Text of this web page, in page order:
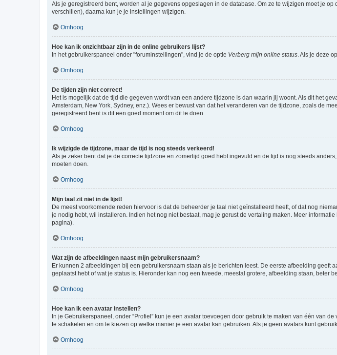
Als je geregistreerd bent, worden al je gegevens opgeslagen in de database. Om ze te wijzigen moet je op
verschillen), daarna kun je je instellingen wijzigen.
Omhoog
Hoe kan ik onzichtbaar zijn in de online gebruikers lijst?
In het gebruikerspaneel onder "foruminstellingen", vind je de optie Verberg mijn online status. Als je deze
Omhoog
De tijden zijn niet correct!
Het is mogelijk dat de tijd die gegeven wordt van een andere tijdzone is dan waarin jij woont. Als dit het
Amsterdam, New York, Sydney, enz.). Wees er bewust van dat het veranderen van de tijdzone, zoals de
geregistreerd bent is dit een goed moment om dit te doen.
Omhoog
Ik wijzigde de tijdzone, maar de tijd is nog steeds verkeerd!
Als je zeker bent dat je de correcte tijdzone en zomertijd goed hebt ingevuld en de tijd is nog steeds
moeten doen.
Omhoog
Mijn taal zit niet in de lijst!
De meest voorkomende reden hiervoor is dat de beheerder je taal niet geïnstalleerd heeft, of dat nog
je nodig hebt, wil installeren. Indien het nog niet bestaat, mag je gerust de vertaling maken. Meer
pagina).
Omhoog
Wat zijn de afbeeldingen naast mijn gebruikersnaam?
Er kunnen 2 afbeeldingen bij een gebruikersnaam staan als je berichten leest. De eerste afbeelding
geplaatst hebt of wat je status is. Hieronder kan nog een tweede, meestal grotere, afbeelding staan,
Omhoog
Hoe kan ik een avatar instellen?
In je Gebruikerspaneel, onder “Profiel” kun je een avatar toevoegen door gebruik te maken van één van
te schakelen en om te kiezen op welke manier je een avatar kan gebruiken. Als je geen avatars kunt
Omhoog